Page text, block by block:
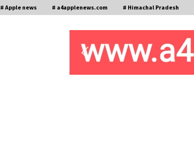
# Apple news # a4applenews.com # Himachal Pradesh